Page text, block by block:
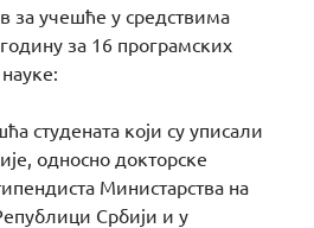
за учешће у средствима
за 16 програмских
студената који су уписали
односно докторске
Министарства на
Србији и у